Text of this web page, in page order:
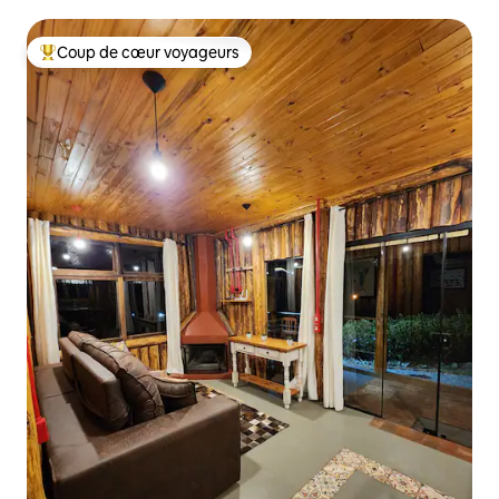
Coups de cœur voyageurs les plus appréciés
Coup de cœur voyageurs